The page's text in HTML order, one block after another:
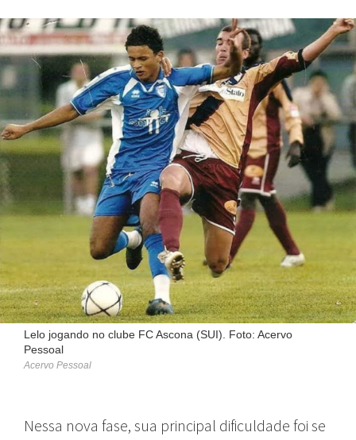
Lelo jogando no clube FC Ascona (SUI). Foto: Acervo
Pessoal
Acervo Pessoal
Nessa nova fase, sua principal dificuldade foi se